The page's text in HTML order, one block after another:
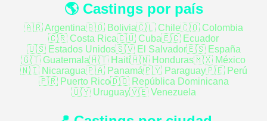
🌎 Castings por país
🇦🇷 Argentina🇧🇴 Bolivia🇨🇱 Chile🇨🇴 Colombia
🇨🇷 Costa Rica🇨🇺 Cuba🇪🇨 Ecuador
🇺🇸 Estados Unidos🇸🇻 El Salvador🇪🇸 España
🇬🇹 Guatemala🇭🇹 Haití🇭🇳 Honduras🇲🇽 México
🇳🇮 Nicaragua🇵🇦 Panamá🇵🇾 Paraguay🇵🇪 Perú
🇵🇷 Puerto Rico🇩🇴 República Dominicana
🇺🇾 Uruguay🇻🇪 Venezuela